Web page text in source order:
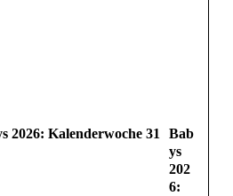
Bab
ys
202
6: